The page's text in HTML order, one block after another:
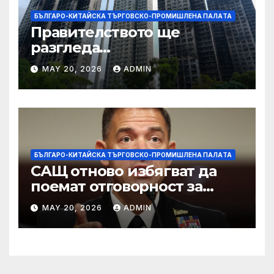
БЪЛГАРО-КИТАЙСКА ТЪРГОВСКО-ПРОМИШЛЕНА ПАЛAТА
Правителството ще
разгледа
застрахователните
претенции на Wang Fuk
Court по план за обратно
изкупуване: Хоп
MAY 20, 2026 ADMIN
БЪЛГАРО-КИТАЙСКА ТЪРГОВСКО-ПРОМИШЛЕНА ПАЛAТА
САЩ отново избягват да
поемат отговорност за
нападението в училище в
Иран, при което загинаха
155 души
MAY 20, 2026 ADMIN